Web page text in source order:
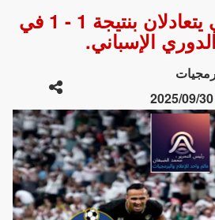
خيتافي و ليفانتي يتعادلان بنتيجة 1 - 1 في
الإسباني.
2025/09/30